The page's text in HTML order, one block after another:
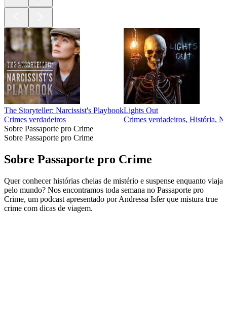
The Storyteller: Narcissist's Playbook
Crimes verdadeiros
Lights Out
Crimes verdadeiros, História,
Sobre Passaporte pro Crime
Sobre Passaporte pro Crime
Sobre Passaporte pro Crime
Quer conhecer histórias cheias de mistério e suspense enquanto viaja
pelo mundo? Nos encontramos toda semana no Passaporte pro
Crime, um podcast apresentado por Andressa Isfer que mistura true
crime com dicas de viagem.